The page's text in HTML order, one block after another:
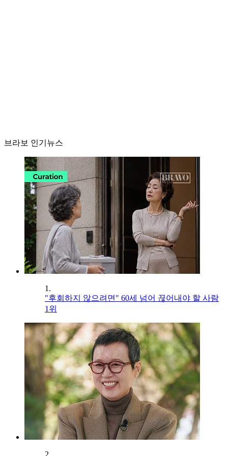
브라보 인기뉴스
1.
"후회하지 않으려면" 60세 넘어 끊어내야 할 사람
1위